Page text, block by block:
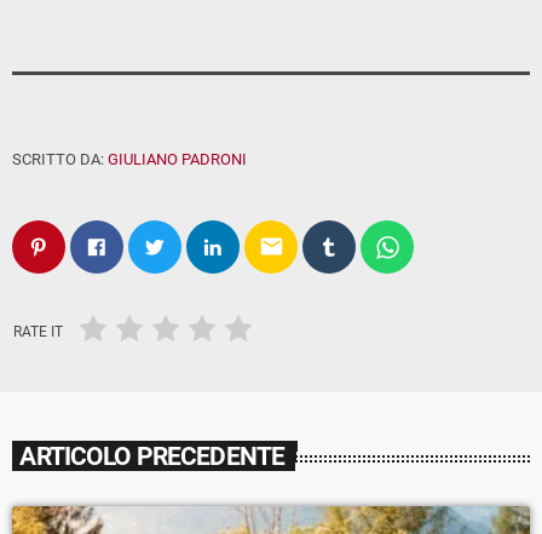
SCRITTO DA: GIULIANO PADRONI
email
RATE IT
ARTICOLO PRECEDENTE